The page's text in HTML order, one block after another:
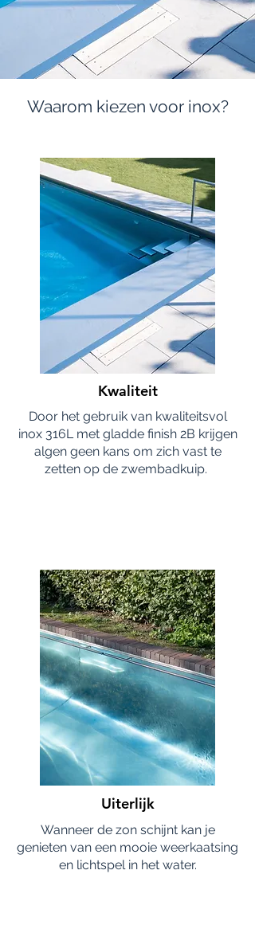
Waarom kiezen voor inox?
Kwaliteit
Door het gebruik van kwaliteitsvol
inox 316L met gladde finish 2B krijgen
algen geen kans om zich vast te
zetten op de zwembadkuip.
Uiterlijk
Wanneer de zon schijnt kan je
genieten van een mooie weerkaatsing
en lichtspel in het water.